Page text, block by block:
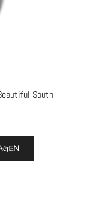
South